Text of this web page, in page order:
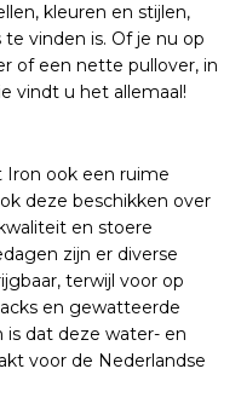
kleuren en stijlen,
vinden is. Of je nu op
of een nette pullover, in
vindt u het allemaal!
Iron ook een ruime
deze beschikken over
en stoere
zijn er diverse
terwijl voor op
en gewatteerde
is dat deze water- en
voor de Nederlandse